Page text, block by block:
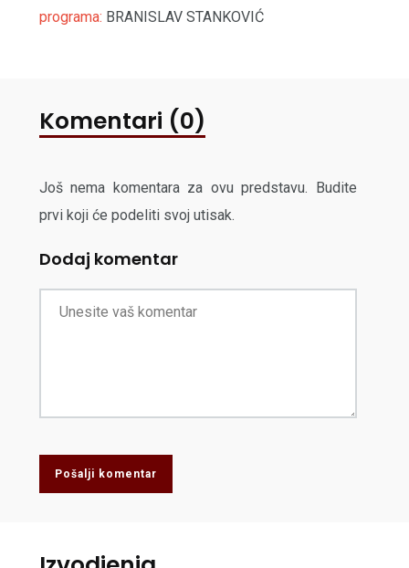
programa: BRANISLAV STANKOVIĆ
Komentari (0)
Još nema komentara za ovu predstavu. Budite
prvi koji će podeliti svoj utisak.
Dodaj komentar
Pošalji komentar